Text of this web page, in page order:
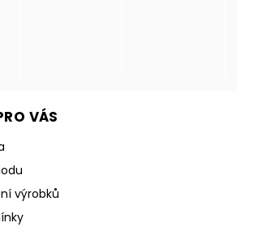
VÁS
výrobků